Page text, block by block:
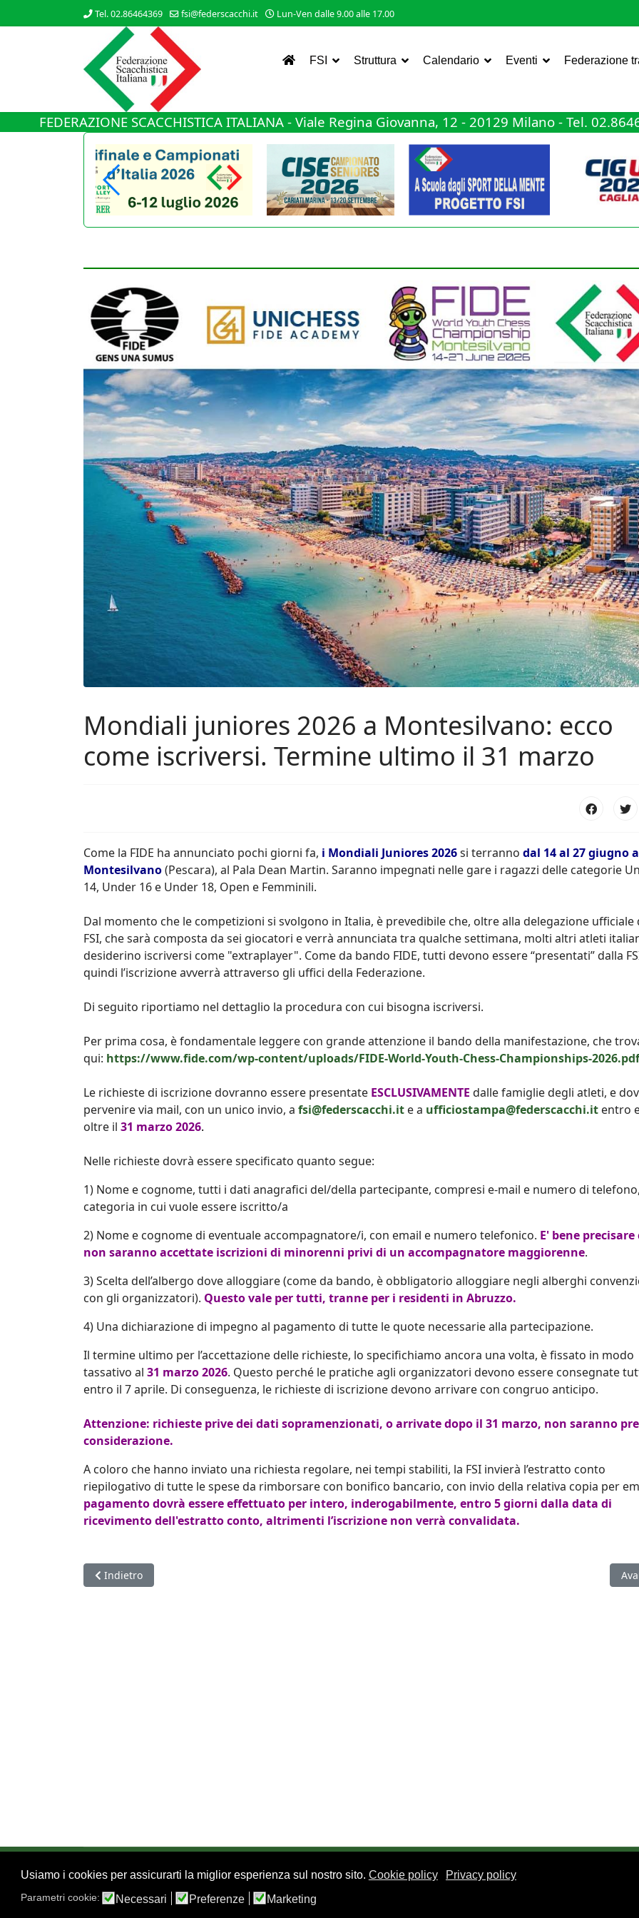
Usiamo i cookies per assicurarti la miglior esperienza sul nostro sito. Cookie policy Privacy policy
Parametri cookie:
Necessari Preferenze Marketing
Tel. 02.86464369 fsi@federscacchi.it Lun-Ven dalle 9.00 alle 17.00
FSI Struttura Calendario Eventi Federazione
FEDERAZIONE SCACCHISTICA ITALIANA - Viale Regina Giovanna, 12 - 20129 Milano - Tel.
Mondiali juniores 2026 a Montesilvano: ecco
come iscriversi. Termine ultimo il 31 marzo
Come la FIDE ha annunciato pochi giorni fa, i Mondiali Juniores 2026si terranno dal 14 al 27 giugno a
Montesilvano(Pescara), al Pala Dean Martin. Saranno impegnati nelle gare i ragazzi delle categorie
14, Under 16 e Under 18, Open e Femminili.
Dal momento che le competizioni si svolgono in Italia, è prevedibile che, oltre alla delegazione ufficiale
FSI, che sarà composta da sei giocatori e verrà annunciata tra qualche settimana, molti altri atleti
desiderino iscriversi come "extraplayer". Come da bando FIDE, tutti devono essere “presentati” dalla
quindi l’iscrizione avverrà attraverso gli uffici della Federazione.
Di seguito riportiamo nel dettaglio la procedura con cui bisogna iscriversi.
Per prima cosa, è fondamentale leggere con grande attenzione il bando della manifestazione, che
qui: https://www.fide.com/wp-content/uploads/FIDE-World-Youth-Chess-Championships-2026.pdf
Le richieste di iscrizione dovranno essere presentate ESCLUSIVAMENTE dalle famiglie degli atleti, e
pervenire via mail, con un unico invio, a fsi@federscacchi.it e a ufficiostampa@federscacchi.it entro
oltre il 31 marzo 2026.
Nelle richieste dovrà essere specificato quanto segue:
1) Nome e cognome, tutti i dati anagrafici del/della partecipante, compresi e-mail e numero di
categoria in cui vuole essere iscritto/a
2) Nome e cognome di eventuale accompagnatore/i, con email e numero telefonico. E' bene precisare
non saranno accettate iscrizioni di minorenni privi di un accompagnatore maggiorenne.
3) Scelta dell’albergo dove alloggiare (come da bando, è obbligatorio alloggiare negli alberghi
con gli organizzatori). Questo vale per tutti, tranne per i residenti in Abruzzo.
4) Una dichiarazione di impegno al pagamento di tutte le quote necessarie alla partecipazione.
Il termine ultimo per l’accettazione delle richieste, lo specifichiamo ancora una volta, è fissato in modo
tassativo al 31 marzo 2026. Questo perché le pratiche agli organizzatori devono essere consegnate
entro il 7 aprile. Di conseguenza, le richieste di iscrizione devono arrivare con congruo anticipo.
Attenzione: richieste prive dei dati sopramenzionati, o arrivate dopo il 31 marzo, non saranno
considerazione.
A coloro che hanno inviato una richiesta regolare, nei tempi stabiliti, la FSI invierà l’estratto conto
riepilogativo di tutte le spese da rimborsare con bonifico bancario, con invio della relativa copia per
pagamento dovrà essere effettuato per intero, inderogabilmente, entro 5 giorni dalla data di
ricevimento dell'estratto conto, altrimenti l’iscrizione non verrà convalidata.
Articolo precedente: Mondiali Seniores 2026: gli azzurri convocati nelle due Nazionali
Indietro
degli istruttori si
terrà il 30 agosto
23-07-2026
Creta gli Europei
juniores: la
22-07-2026
© 2026 FSI - Federazione Scacchistica Italiana - V.le Regina Giovanna, 12 - 20129 Milano - CF. 80105170155 - P. Iva
02.86464369 -
Privacy